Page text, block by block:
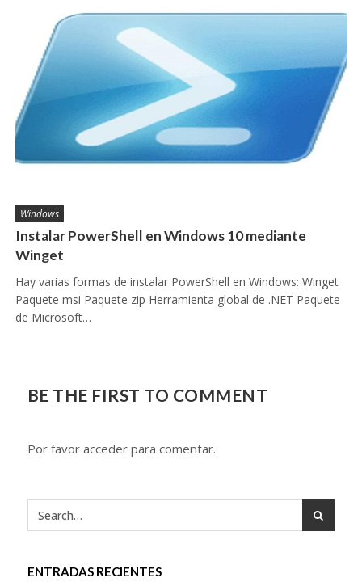
Windows
Instalar PowerShell en Windows 10 mediante
Winget
Hay varias formas de instalar PowerShell en Windows: Winget
Paquete msi Paquete zip Herramienta global de .NET Paquete
de Microsoft…
BE THE FIRST TO COMMENT
Por favor acceder para comentar.
ENTRADAS RECIENTES